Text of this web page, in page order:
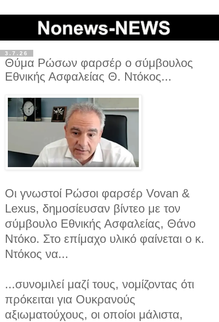
3.7.26
Θύμα Ρώσων φαρσέρ ο σύμβουλος
Εθνικής Ασφαλείας Θ. Ντόκος...
Oι γνωστοί Ρώσοι φαρσέρ Vovan &
Lexus, δημοσίευσαν βίντεο με τον
σύμβουλο Εθνικής Ασφαλείας, Θάνο
Ντόκο. Στο επίμαχο υλικό φαίνεται ο κ.
Ντόκος να...
...συνομιλεί μαζί τους, νομίζοντας ότι
πρόκειται για Ουκρανούς
αξιωματούχους, οι οποίοι μάλιστα,